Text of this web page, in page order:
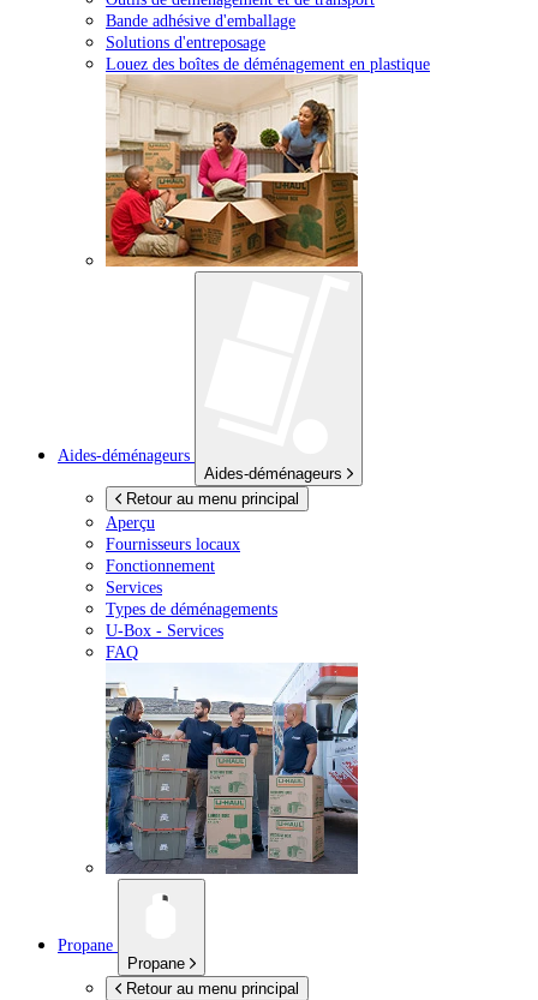
Bande adhésive d'emballage
Solutions d'entreposage
Louez des boîtes de déménagement en plastique
Aides-déménageurs
Aides-déménageurs
Retour au menu principal
Aperçu
Fournisseurs locaux
Fonctionnement
Services
Types de déménagements
U-Box - Services
FAQ
Propane
Propane
Retour au menu principal